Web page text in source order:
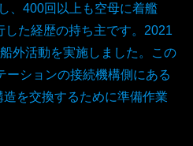
、400回以上も空母に着艦
した経歴の持ち主です。2021
外活動を実施しました。この
ーションの接続機構側にある
を交換するために準備作業